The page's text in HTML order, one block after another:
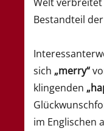
Bestandteil
sich „merry“
klingenden
im Englischen